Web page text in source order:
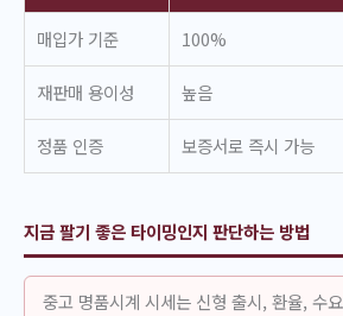
매입가 기준 100%
재판매 용이성 높음
정품 인증 보증서로 즉시 가능
지금 팔기 좋은 타이밍인지 판단하는 방법
중고 명품시계 시세는 신형 출시, 환율, 수